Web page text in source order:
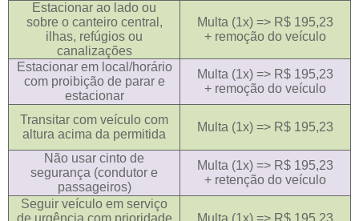
Estacionar ao lado ou
sobre o canteiro central,
ilhas, refúgios ou
canalizações
Multa (1x) => R$ 195,23
+ remoção do veículo
Estacionar em local/horário
com proibição de parar e
estacionar
Multa (1x) => R$ 195,23
+ remoção do veículo
Transitar com veículo com
altura acima da permitida
Multa (1x) => R$ 195,23
Não usar cinto de
segurança (condutor e
passageiros)
Multa (1x) => R$ 195,23
+ retenção do veículo
Seguir veículo em serviço